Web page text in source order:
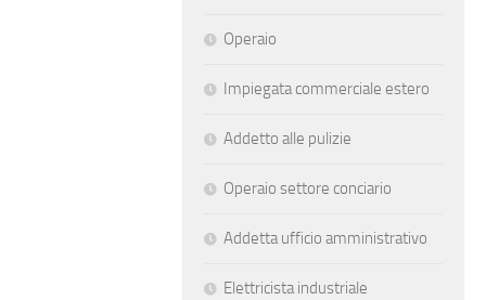
Operaio
Impiegata commerciale estero
Addetto alle pulizie
Operaio settore conciario
Addetta ufficio amministrativo
Elettricista industriale